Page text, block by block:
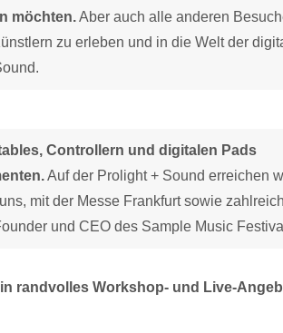
möchten.Aber auch alle anderen
zu erleben und in die Welt der
Controllern und digitalen Pads
Auf der Prolight + Sound erreichen
mit der Messe Frankfurt sowie
und CEO des Sample Music
randvolles Workshop- und Live-